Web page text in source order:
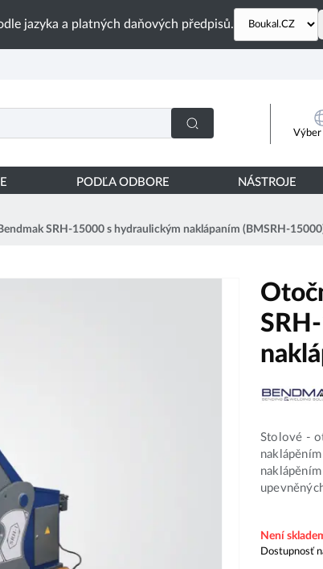
jazyka a platných daňových předpisů.
Výber
PODĽA ODBORE NÁSTROJE
SRH-15000 s hydraulickým naklápaním (BMSRH-
Stolové -
Není
Dostupnosť